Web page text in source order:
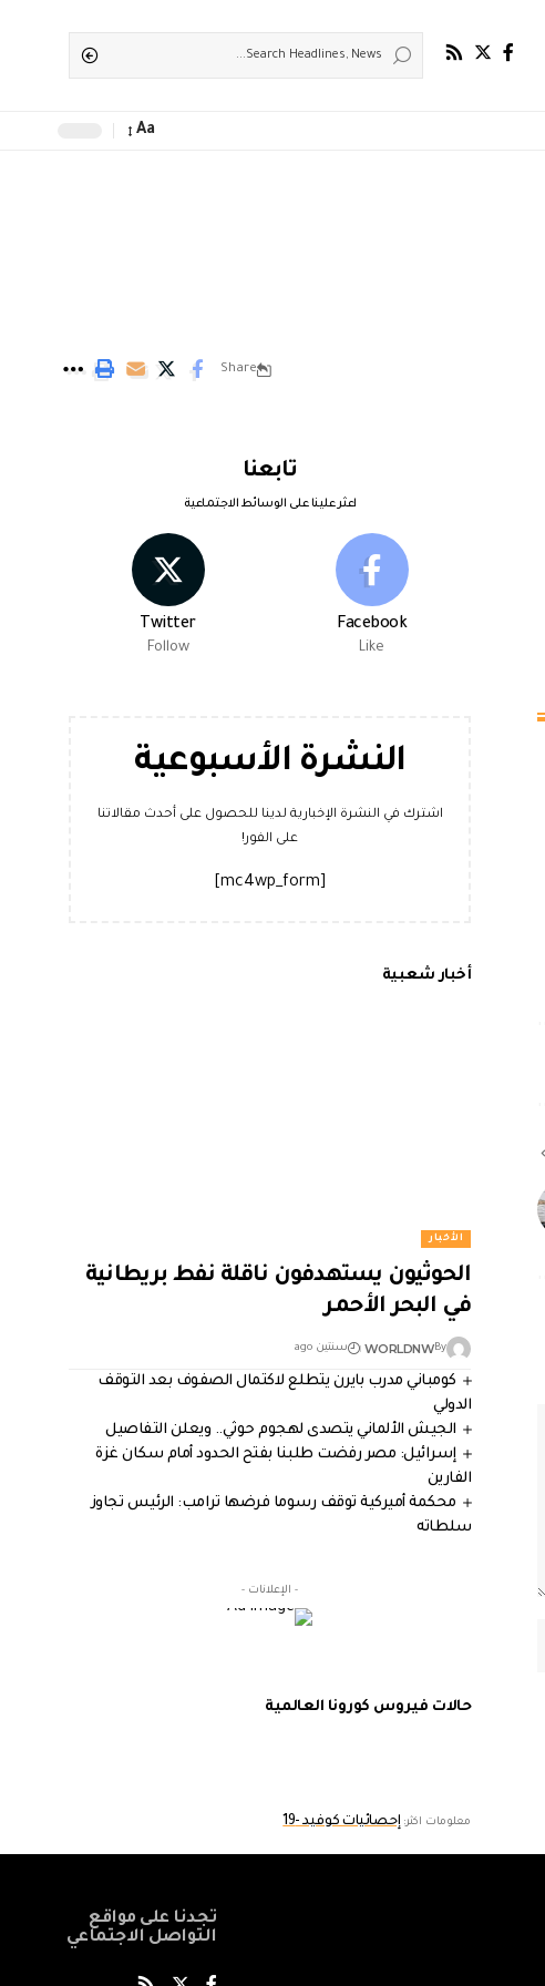
Aa
Share
تابعنا
اعثر علينا على الوسائط الاجتماعية
Facebook
Like
Twitter
Follow
النشرة الأسبوعية
اشترك في النشرة الإخبارية لدينا للحصول على أحدث مقالاتنا
على الفور!
[mc4wp_form]
أخبار شعبية
الأخبار
الحوثيون يستهدفون ناقلة نفط بريطانية
في البحر الأحمر
By
WORLDNW سنتين ago
كومباني مدرب بايرن يتطلع لاكتمال الصفوف بعد التوقف
الدولي
الجيش الألماني يتصدى لهجوم حوثي.. ويعلن التفاصيل
إسرائيل: مصر رفضت طلبنا بفتح الحدود أمام سكان غزة
الفارين
محكمة أميركية توقف رسوما فرضها ترامب: الرئيس تجاوز
سلطاته
- الإعلانات -
حالات فيروس كورونا العالمية
معلومات اكثر: إحصائيات كوفيد -19
تجدنا على مواقع
التواصل الاجتماعي